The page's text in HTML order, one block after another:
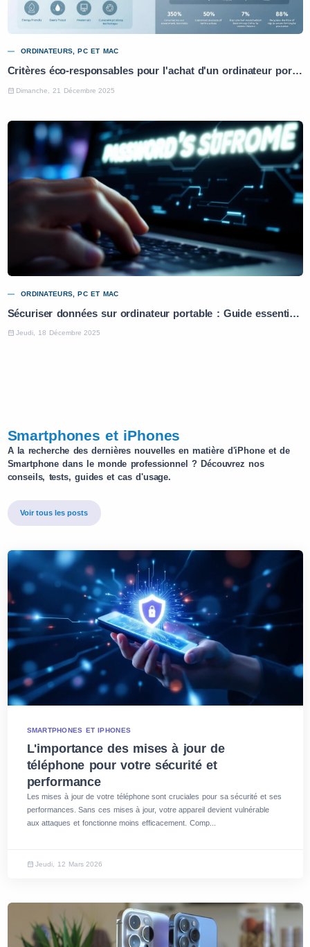
ORDINATEURS, PC ET MAC
Critères éco-responsables pour l'achat d'un ordinateur portable : Guide pratique
Dimanche, 21 Décembre 2025
ORDINATEURS, PC ET MAC
Sécuriser données sur ordinateur portable : Guide essentiel en 5 étapes
Jeudi, 18 Décembre 2025
Smartphones et iPhones
A la recherche des dernières nouvelles en matière d'iPhone et de
Smartphone dans le monde professionnel ? Découvrez nos
conseils, tests, guides et cas d'usage.
Voir tous les posts
SMARTPHONES ET IPHONES
L'importance des mises à jour de
téléphone pour votre sécurité et
performance
Les mises à jour de votre téléphone sont cruciales pour sa sécurité et ses
performances. Sans ces mises à jour, votre appareil devient vulnérable
aux attaques et fonctionne moins efficacement. Comp...
Jeudi, 12 Mars 2026